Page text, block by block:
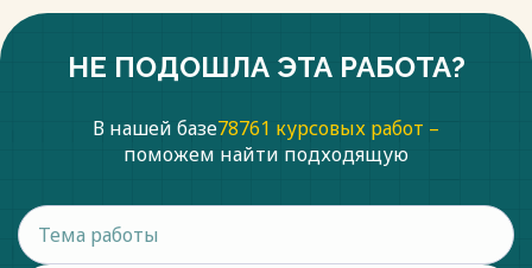
НЕ ПОДОШЛА ЭТА РАБОТА?
В нашей базе78761 курсовых работ –
поможем найти подходящую